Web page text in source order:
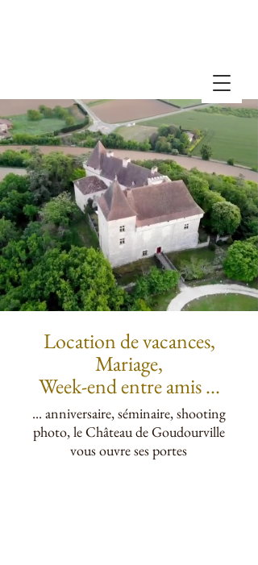
Location de vacances,
Mariage,
Week-endentre amis ...
... anniversaire, séminaire, shooting
photo, le Château de Goudourville
vous ouvre ses portes